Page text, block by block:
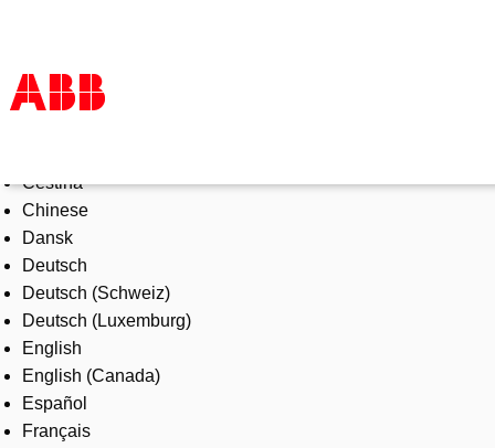
Products & Solutions
Industries
Services
About us
Where to buy
Contact us
Careers
Čeština
Chinese
Dansk
Deutsch
Deutsch (Schweiz)
Deutsch (Luxemburg)
English
English (Canada)
Español
Français